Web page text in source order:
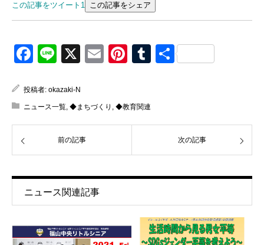
この記事をツイート 1 この記事をシェア
Facebook
Line
X EmailPinterest
Tumblr
共
投稿者: okazaki-N
ニュース一覧, ◆まちづくり , ◆教育関連
前の記事 次の記事
ニュース関連記事